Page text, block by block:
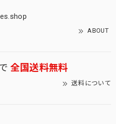
ABOUT
全国送料無料
送料について